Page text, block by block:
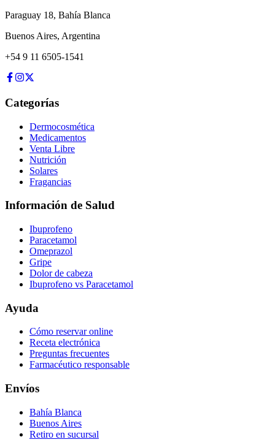
Paraguay 18, Bahía Blanca
Buenos Aires, Argentina
+54 9 11 6505-1541
Categorías
Dermocosmética
Medicamentos
Venta Libre
Nutrición
Solares
Fragancias
Información de Salud
Ibuprofeno
Paracetamol
Omeprazol
Gripe
Dolor de cabeza
Ibuprofeno vs Paracetamol
Ayuda
Cómo reservar online
Receta electrónica
Preguntas frecuentes
Farmacéutico responsable
Envíos
Bahía Blanca
Buenos Aires
Retiro en sucursal